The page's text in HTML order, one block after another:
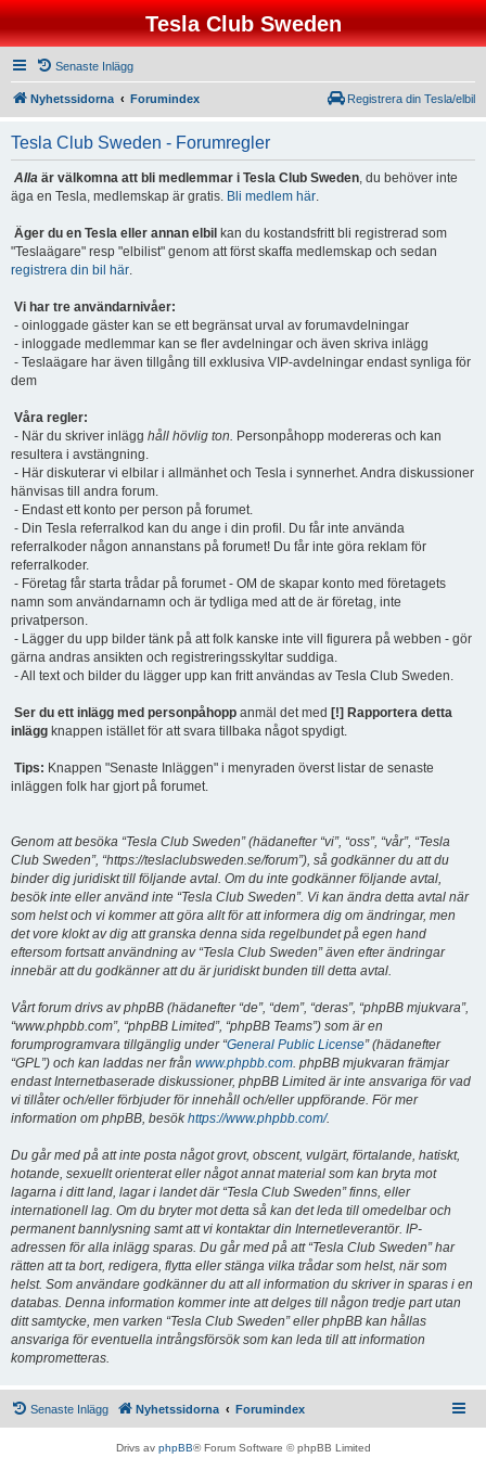
Tesla Club Sweden
Senaste Inlägg
Nyhetssidorna Forumindex Registrera din Tesla/elbil
Tesla Club Sweden - Forumregler
Alla är välkomna att bli medlemmar i Tesla Club Sweden, du behöver inte
äga en Tesla, medlemskap är gratis. Bli medlem här.
Äger du en Tesla eller annan elbil kan du kostandsfritt bli registrerad som
"Teslaägare" resp "elbilist" genom att först skaffa medlemskap och sedan
registrera din bil här.
Vi har tre användarnivåer:
- oinloggade gäster kan se ett begränsat urval av forumavdelningar
- inloggade medlemmar kan se fler avdelningar och även skriva inlägg
- Teslaägare har även tillgång till exklusiva VIP-avdelningar endast synliga för
dem
Våra regler:
- När du skriver inlägg håll hövlig ton. Personpåhopp modereras och kan
resultera i avstängning.
- Här diskuterar vi elbilar i allmänhet och Tesla i synnerhet. Andra diskussioner
hänvisas till andra forum.
- Endast ett konto per person på forumet.
- Din Tesla referralkod kan du ange i din profil. Du får inte använda
referralkoder någon annanstans på forumet! Du får inte göra reklam för
referralkoder.
- Företag får starta trådar på forumet - OM de skapar konto med företagets
namn som användarnamn och är tydliga med att de är företag, inte
privatperson.
- Lägger du upp bilder tänk på att folk kanske inte vill figurera på webben - gör
gärna andras ansikten och registreringsskyltar suddiga.
- All text och bilder du lägger upp kan fritt användas av Tesla Club Sweden.
Ser du ett inlägg med personpåhopp anmäl det med [!] Rapportera detta
inlägg knappen istället för att svara tillbaka något spydigt.
Tips: Knappen "Senaste Inläggen" i menyraden överst listar de senaste
inläggen folk har gjort på forumet.
Genom att besöka “Tesla Club Sweden” (hädanefter “vi”, “oss”, “vår”, “Tesla
Club Sweden”, “https://teslaclubsweden.se/forum”), så godkänner du att du
binder dig juridiskt till följande avtal. Om du inte godkänner följande avtal,
besök inte eller använd inte “Tesla Club Sweden”. Vi kan ändra detta avtal när
som helst och vi kommer att göra allt för att informera dig om ändringar, men
det vore klokt av dig att granska denna sida regelbundet på egen hand
eftersom fortsatt användning av “Tesla Club Sweden” även efter ändringar
innebär att du godkänner att du är juridiskt bunden till detta avtal.
Vårt forum drivs av phpBB (hädanefter “de”, “dem”, “deras”, “phpBB mjukvara”,
“www.phpbb.com”, “phpBB Limited”, “phpBB Teams”) som är en
forumprogramvara tillgänglig under “General Public License” (hädanefter
“GPL”) och kan laddas ner från www.phpbb.com. phpBB mjukvaran främjar
endast Internetbaserade diskussioner, phpBB Limited är inte ansvariga för vad
vi tillåter och/eller förbjuder för innehåll och/eller uppförande. För mer
information om phpBB, besökhttps://www.phpbb.com/.
Du går med på att inte posta något grovt, obscent, vulgärt, förtalande, hatiskt,
hotande, sexuellt orienterat eller något annat material som kan bryta mot
lagarna i ditt land, lagar i landet där “Tesla Club Sweden” finns, eller
internationell lag. Om du bryter mot detta så kan det leda till omedelbar och
permanent bannlysning samt att vi kontaktar din Internetleverantör. IP-
adressen för alla inlägg sparas. Du går med på att “Tesla Club Sweden” har
rätten att ta bort, redigera, flytta eller stänga vilka trådar som helst, när som
helst. Som användare godkänner du att all information du skriver in sparas i en
databas. Denna information kommer inte att delges till någon tredje part utan
ditt samtycke, men varken “Tesla Club Sweden” eller phpBB kan hållas
ansvariga för eventuella intrångsförsök som kan leda till att information
komprometteras.
Senaste Inlägg Nyhetssidorna Forumindex
Drivs av phpBB® Forum Software © phpBB Limited